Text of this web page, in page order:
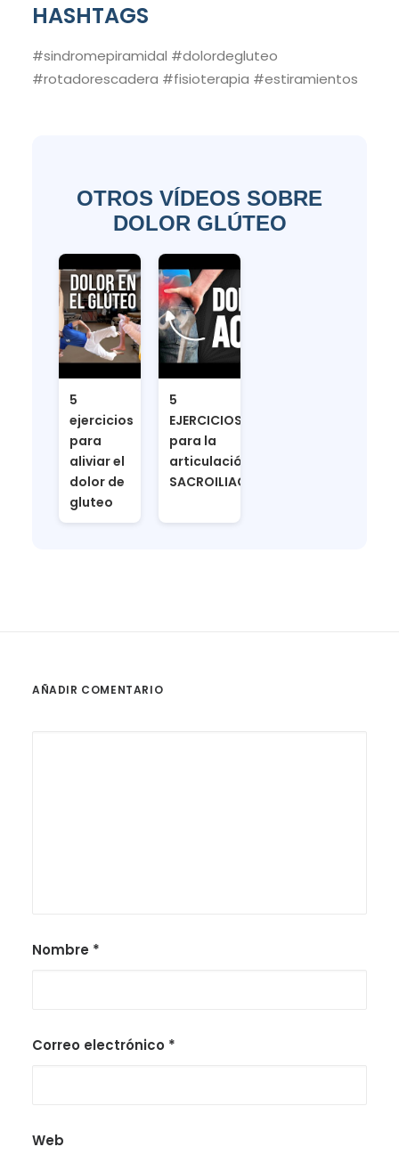
HASHTAGS
#sindromepiramidal #dolordegluteo
#rotadorescadera #fisioterapia #estiramientos
OTROS VÍDEOS SOBRE
DOLOR GLÚTEO
5
ejercicios
para
aliviar el
dolor de
gluteo
5
EJERCICIOS
para la
articulación
SACROILIACA
AÑADIR COMENTARIO
Nombre *
Correo electrónico *
Web